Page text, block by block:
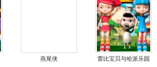
燕尾侠 蕾比宝贝与哈派乐园